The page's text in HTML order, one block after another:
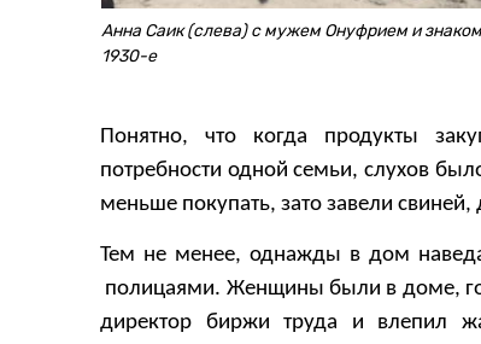
Анна Саик (слева) с мужем Онуфрием и
1930-е
Понятно, что когда продукты
потребности одной семьи, слухов
меньше покупать, зато завели
Тем не менее, однажды в дом
полицаями. Женщины были в доме,
директор биржи труда и влепил